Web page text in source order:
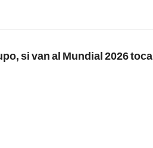
si van al Mundial 2026